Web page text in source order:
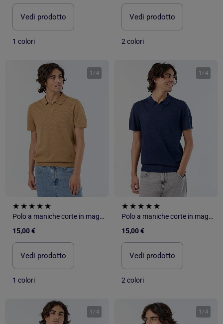
Vedi prodotto
1 colori
Vedi prodotto
2 colori
1 /4
Polo a maniche corte in maglia traforata
15,00 €
Vedi prodotto
1 colori
1 /4
Polo a maniche corte in maglia traforata
15,00 €
Vedi prodotto
2 colori
1 /4 1 /4